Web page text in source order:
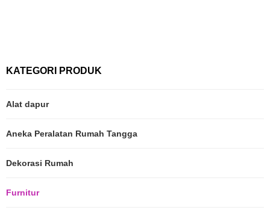
KATEGORI PRODUK
Alat dapur
Aneka Peralatan Rumah Tangga
Dekorasi Rumah
Furnitur